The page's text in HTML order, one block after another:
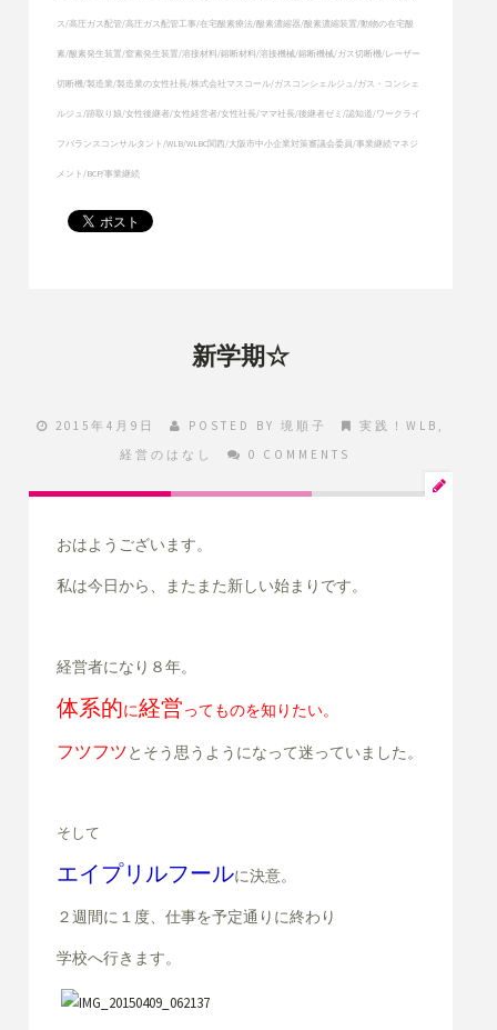
ス/高圧ガス配管/高圧ガス配管工事/在宅酸素療法/酸素濃縮器/酸素濃縮装置/動物の在宅酸
素/酸素発生装置/窒素発生装置/溶接材料/鎔断材料/溶接機械/鎔断機械/ガス切断機/レーザー
切断機/製造業/製造業の女性社長/株式会社マスコール/ガスコンシェルジュ/ガス・コンシェ
ルジュ/跡取り娘/女性後継者/女性経営者/女性社長/ママ社長/後継者ゼミ/認知道/ワークライ
フバランスコンサルタント/WLB/WLBC関西/大阪市中小企業対策審議会委員/事業継続マネジ
メント/BCP/事業継続
新学期☆
2015年4月9日 POSTED BY境順子 実践！WLB ,
経営のはなし
0 COMMENTS
おはようございます。
私は今日から、またまた新しい始まりです。
経営者になり８年。
体系的に経営ってものを知りたい。
フツフツと そう思うようになって迷っていました。
そして
エイプリルフールに決意。
２週間に１度、仕事を予定通りに終わり
学校へ行きます。